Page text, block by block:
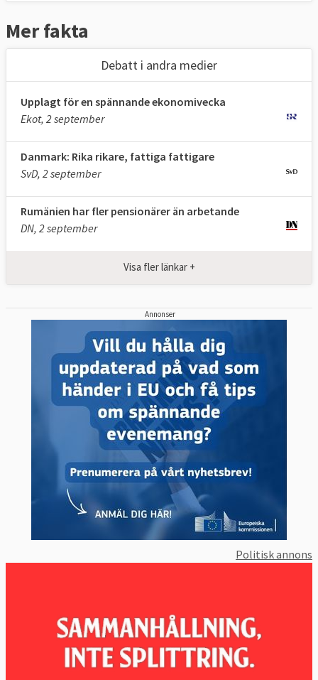
Mer fakta
Debatt i andra medier
Upplagt för en spännande ekonomivecka
Ekot, 2 september
Danmark: Rika rikare, fattiga fattigare
SvD, 2 september
Rumänien har fler pensionärer än arbetande
DN, 2 september
Visa fler länkar +
Annonser
Politisk annons